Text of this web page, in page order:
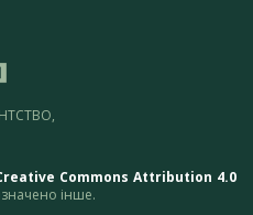
Commons Attribution 4.0
інше.